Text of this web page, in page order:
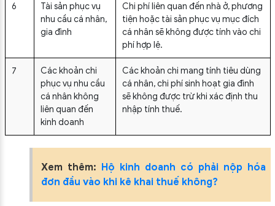
6
Tài sản phục vụ
nhu cầu cá nhân,
gia đình
Chi phí liên quan đến nhà ở, phương
tiện hoặc tài sản phục vụ mục đích
cá nhân sẽ không được tính vào chi
phí hợp lệ.
7
Các khoản chi
phục vụ nhu cầu
cá nhân không
liên quan đến
kinh doanh
Các khoản chi mang tính tiêu dùng
cá nhân, chi phí sinh hoạt gia đình
sẽ không được trừ khi xác định thu
nhập tính thuế.
Xem thêm: Hộ kinh doanh có phải nộp hóa
đơn đầu vào khi kê khai thuế không?